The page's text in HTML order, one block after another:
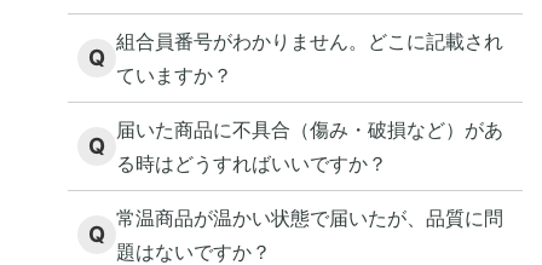
Q
組合員番号がわかりません。どこに記載され
ていますか？
Q
届いた商品に不具合（傷み・破損など）があ
る時はどうすればいいですか？
Q
常温商品が温かい状態で届いたが、品質に問
題はないですか？